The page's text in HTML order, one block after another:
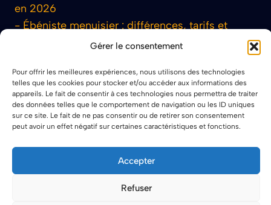
Gérer le consentement
Pour offrir les meilleures expériences, nous utilisons des technologies
telles que les cookies pour stocker et/ou accéder aux informations des
appareils. Le fait de consentir à ces technologies nous permettra de traiter
des données telles que le comportement de navigation ou les ID uniques
sur ce site. Le fait de ne pas consentir ou de retirer son consentement
peut avoir un effet négatif sur certaines caractéristiques et fonctions.
Accepter
Refuser
en 2026
- Ébéniste menuisier : différences, tarifs et
prestations 2026
l’identifier facilement
-Menuiserie Millet : Tout Savoir Avant de
Demander un Devis 2026
-Déshumidificateur : les 10 meilleurs modèles à
Hauteur Meuble de Salle de Bain : Guide
Complet pour Bien Choisir
Le Castor : tout savoir sur cet animal protégé